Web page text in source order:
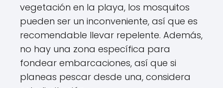
vegetación en la playa, los mosquitos
pueden ser un inconveniente, así que es
recomendable llevar repelente. Además,
no hay una zona específica para
fondear embarcaciones, así que si
planeas pescar desde una, considera